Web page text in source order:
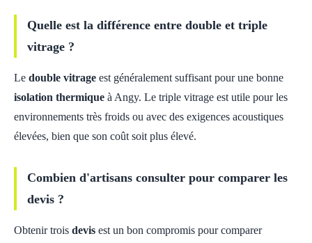
Quelle est la différence entre double et triple
vitrage ?
Le double vitrage est généralement suffisant pour une bonne
isolation thermique à Angy. Le triple vitrage est utile pour les
environnements très froids ou avec des exigences acoustiques
élevées, bien que son coût soit plus élevé.
Combien d'artisans consulter pour comparer les
devis ?
Obtenir trois devis est un bon compromis pour comparer